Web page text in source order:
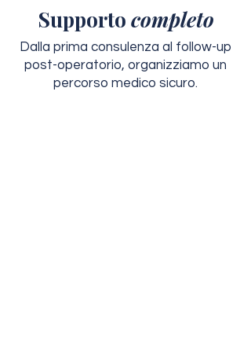
Supporto completo
Dalla prima consulenza al follow-up
post-operatorio, organizziamo un
percorso medico sicuro.